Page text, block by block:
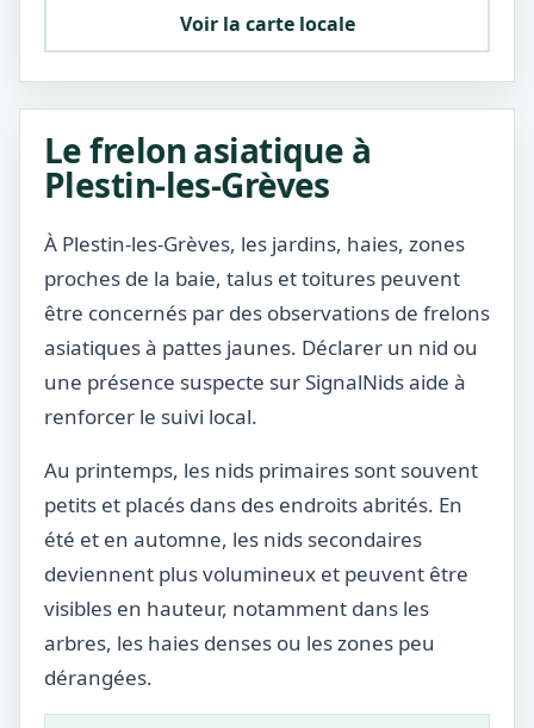
Voir la carte locale
Le frelon asiatique à
Plestin-les-Grèves
À Plestin-les-Grèves, les jardins, haies, zones
proches de la baie, talus et toitures peuvent
être concernés par des observations de frelons
asiatiques à pattes jaunes. Déclarer un nid ou
une présence suspecte sur SignalNids aide à
renforcer le suivi local.
Au printemps, les nids primaires sont souvent
petits et placés dans des endroits abrités. En
été et en automne, les nids secondaires
deviennent plus volumineux et peuvent être
visibles en hauteur, notamment dans les
arbres, les haies denses ou les zones peu
dérangées.